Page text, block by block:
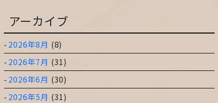
片田舎の小さなカフェ ガーデンアーツ
アーカイブ
2026年8月 (8)
2026年7月 (31)
2026年6月 (30)
2026年5月 (31)